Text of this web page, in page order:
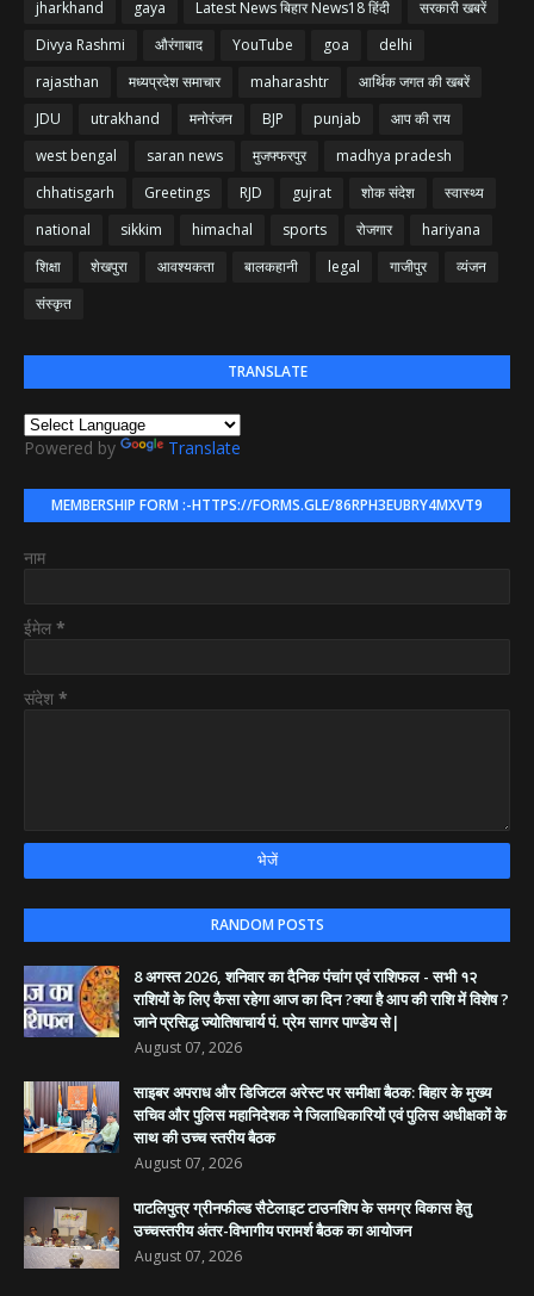
jharkhand
gaya Latest News बिहार News18 हिंदी
सरकारी खबरें
Divya Rashmi
औरंगाबाद YouTube goa
delhi
rajasthan
मध्यप्रदेश समाचार maharashtr
आर्थिक जगत की खबरें
JDU
utrakhand मनोरंजन BJP punjab
आप की राय
west bengal
saran news मुजफ्फरपुर
madhya pradesh
chhatisgarh
Greetings RJD gujrat शोक संदेश
स्वास्थ्य
national
sikkim himachal sports रोजगार
hariyana
शिक्षा
शेखपुरा आवश्यकता बालकहानी legal गाजीपुर
व्यंजन
संस्कृत
TRANSLATE
Powered by Translate
MEMBERSHIP FORM :-HTTPS://FORMS.GLE/86RPH3EUBRY4MXVT9
नाम
ईमेल *
संदेश *
RANDOM POSTS
8 अगस्त 2026, शनिवार का दैनिक पंचांग एवं राशिफल - सभी १२
राशियों के लिए कैसा रहेगा आज का दिन ?क्या है आप की राशि में विशेष ?
जाने प्रसिद्ध ज्योतिषाचार्य पं. प्रेम सागर पाण्डेय से|
August 07, 2026
साइबर अपराध और डिजिटल अरेस्ट पर समीक्षा बैठक: बिहार के मुख्य
सचिव और पुलिस महानिदेशक ने जिलाधिकारियों एवं पुलिस अधीक्षकों के
साथ की उच्च स्तरीय बैठक
August 07, 2026
पाटलिपुत्र ग्रीनफील्ड सैटेलाइट टाउनशिप के समग्र विकास हेतु
उच्चस्तरीय अंतर-विभागीय परामर्श बैठक का आयोजन
August 07, 2026